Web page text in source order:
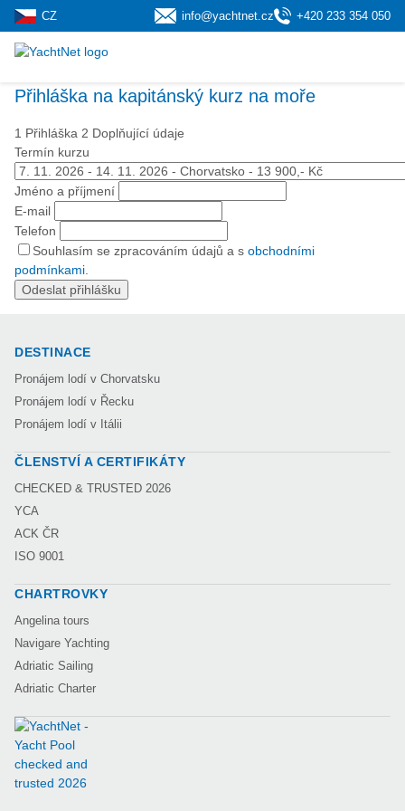
CZ info@yachtnet.cz +420 233 354 050
Přihláška na kapitánský kurz na moře
1 Přihláška 2 Doplňující údaje
Termín kurzu
Jméno a příjmení
E-mail
Telefon
Souhlasím se zpracováním údajů a s obchodními
podmínkami
Odeslat přihlášku
DESTINACE
Pronájem lodí v Chorvatsku
Pronájem lodí v Řecku
Pronájem lodí v Itálii
ČLENSTVÍ A CERTIFIKÁTY
CHECKED & TRUSTED 2026
YCA
ACK ČR
ISO 9001
CHARTROVKY
Angelina tours
Navigare Yachting
Adriatic Sailing
Adriatic Charter